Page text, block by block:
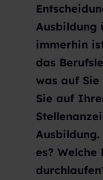
Ausbildung
immerhin
das
was auf Sie
Sie auf
es? Welche